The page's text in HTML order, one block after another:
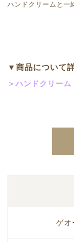
ハンドクリームと一
▼商品について
＞ハンドクリーム
ゲオ